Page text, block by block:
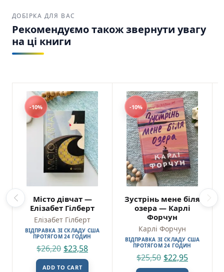
ДОБІРКА ДЛЯ ВАС
Рекомендуємо також звернути увагу
на ці книги
-10%
Місто дівчат —
Елізабет Гілберт
Елізабет Гілберт
ВІДПРАВКА ЗІ СКЛАДУ США
ПРОТЯГОМ 24 ГОДИН
$26,20 $23,58
ADD TO CART
-10%
Зустрінь мене біля
озера — Карлі
Форчун
Карлі Форчун
ВІДПРАВКА ЗІ СКЛАДУ США
ПРОТЯГОМ 24 ГОДИН
$25,50 $22,95